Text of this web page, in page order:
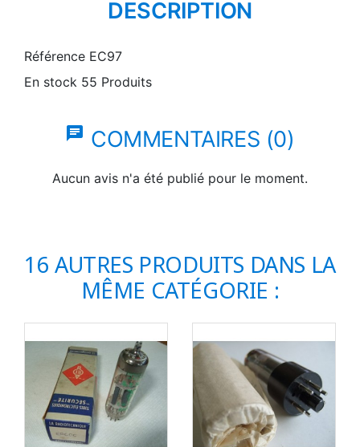
DESCRIPTION
Référence EC97
En stock 55 Produits
chat COMMENTAIRES (0)
Aucun avis n'a été publié pour le moment.
16 AUTRES PRODUITS DANS LA
MÊME CATÉGORIE :